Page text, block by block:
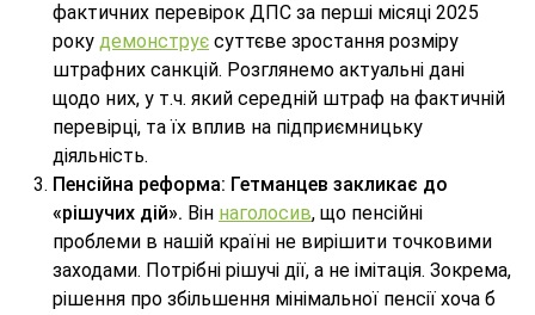
фактичних перевірок ДПС за перші місяці 2025
року демонструє суттєве зростання розміру
штрафних санкцій. Розглянемо актуальні дані
щодо них, у т.ч. який середній штраф на фактичній
перевірці, та їх вплив на підприємницьку
діяльність.
Пенсійна реформа: Гетманцев закликає до
«рішучих дій». Він наголосив, що пенсійні
проблеми в нашій країні не вирішити точковими
заходами. Потрібні рішучі дії, а не імітація. Зокрема,
рішення про збільшення мінімальної пенсії хоча б